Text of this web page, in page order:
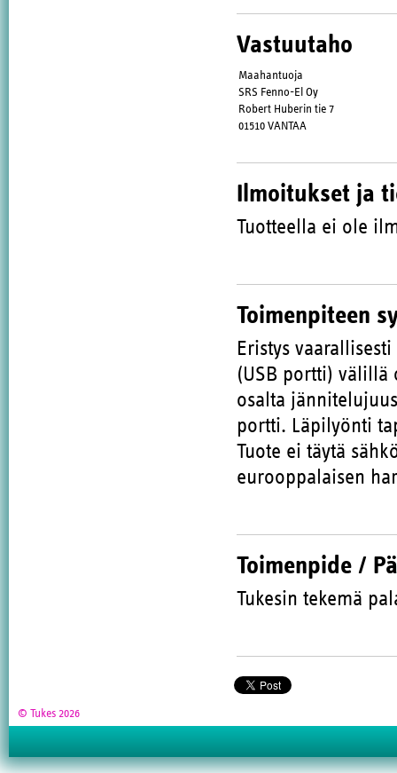
Vastuutaho
Maahantuoja
SRS Fenno-El Oy
Robert Huberin tie 7
01510 VANTAA
Ilmoitukset ja
Tuotteella ei ole
Toimenpiteen
Eristys
(USB portti) välillä
osalta
portti. Läpilyönti
Tuote ei täytä
eurooppalaisen
Toimenpide /
Tukesin tekemä
© Tukes 2026